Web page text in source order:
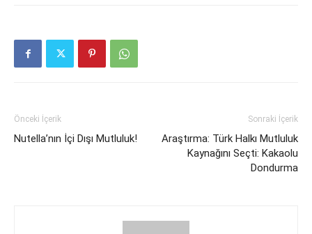
Önceki İçerik
Nutella’nın İçi Dışı Mutluluk!
Sonraki İçerik
Araştırma: Türk Halkı Mutluluk
Kaynağını Seçti: Kakaolu
Dondurma